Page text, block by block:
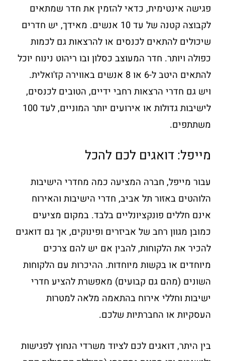
פגישה אינטימית, כדאי להזמין את חדר שמתאים
לקבוצה קטנה של עד 10 אנשים. מאידך, יש חדרים
שיכולים להתאים לכנסים או להרצאות גם לכמות
כפולה ויותר. חדר המעוצב כסלון ובו ריהוט נינוח יוכל
להתאים היטב ל-6 או 8 אנשים באווירה קז'ואלית.
ויש גם חדרי הרצאות רחבי ידיים, הטובים לכנסים,
לישיבות גדולות או אירועים יותר המוניים, לעד 100
משתתפים.
מייפל: דואגים לכם להכל
עבור מייפל, חברה המציעה כמה מחדרי הישיבות
הלוהטים באזור תל אביב, חדרי הישיבות והאירוח
אינם חללים פונקציונליים בלבד. במקום מציעים
כמובן מגוון רחב של אביזרים ופינוקים, אך גם דואגים
להכיר את הלקוחות, להבין אם יש להם צרכים
מיוחדים או בקשות מיוחדות. ההיכרות עם הלקוחות
השונים (מהם גם קבועים) מאפשרת להציע חדרי
ישיבות וחללי אירוח בהתאמה מלאה למטרות
העסקיות או החברתיות שלכם.
בין היתר, דואגים לכם לציוד משרדי הנחוץ לפגישות